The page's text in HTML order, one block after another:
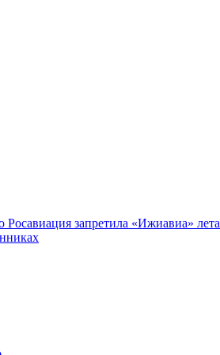
запретила «Ижиавиа»